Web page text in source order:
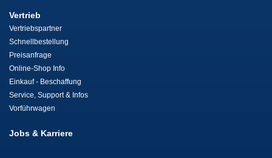
Vertrieb
Vertriebspartner
Schnellbestellung
Preisanfrage
Online-Shop Info
Einkauf - Beschaffung
Service, Support & Infos
Vorführwagen
Jobs & Karriere